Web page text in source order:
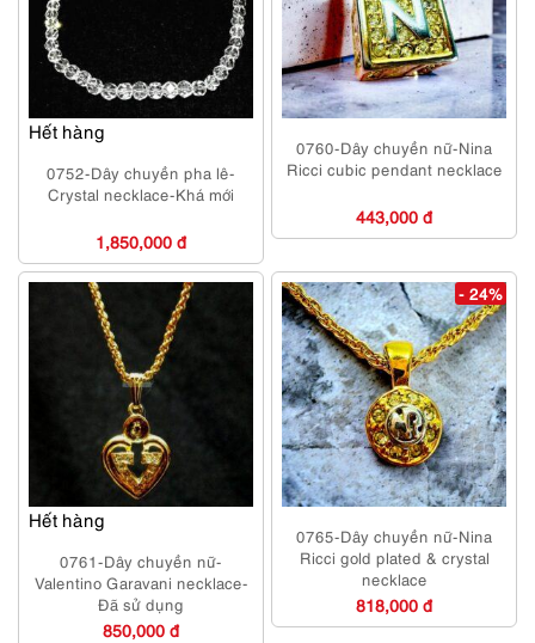
Hết hàng
0752-Dây chuyền pha lê-
Crystal necklace-Khá mới
1,850,000 đ
0760-Dây chuyền nữ-Nina
Ricci cubic pendant necklace
443,000 đ
Hết hàng
0761-Dây chuyền nữ-
Valentino Garavani necklace-
Đã sử dụng
850,000 đ
- 24%
0765-Dây chuyền nữ-Nina
Ricci gold plated & crystal
necklace
818,000 đ